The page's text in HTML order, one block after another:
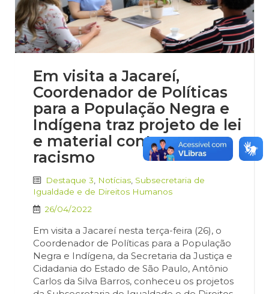
Em visita a Jacareí,
Coordenador de Políticas
para a População Negra e
Indígena traz projeto de lei
e material contra o
racismo
Destaque 3 Notícias Subsecretaria de
Igualdade e de Direitos Humanos
26/04/2022
Em visita a Jacareí nesta terça-feira (26), o
Coordenador de Políticas para a População
Negra e Indígena, da Secretaria da Justiça e
Cidadania do Estado de São Paulo, Antônio
Carlos da Silva Barros, conheceu os projetos